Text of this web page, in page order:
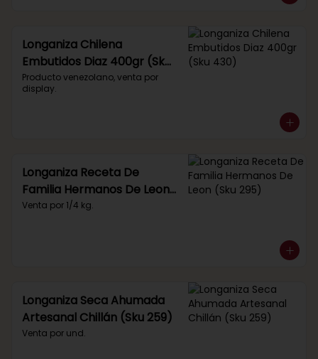
Longaniza Chilena
Embutidos Diaz 400gr (Sku
430)
Producto venezolano, venta por
display.
Longaniza Receta De
Familia Hermanos De Leon
(Sku 295)
Venta por 1/4 kg.
Longaniza Seca Ahumada
Artesanal Chillán (Sku 259)
Venta por und.